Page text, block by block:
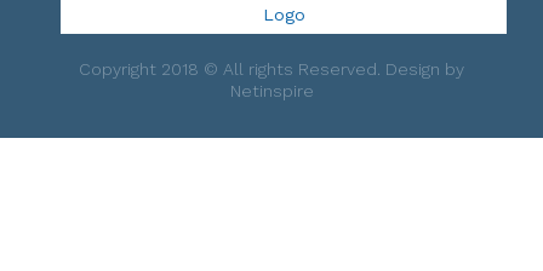
Copyright 2018 © All rights Reserved. Design by
Netinspire